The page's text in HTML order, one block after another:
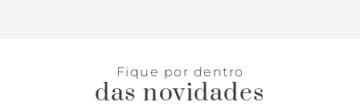
Fique por dentro
das novidades